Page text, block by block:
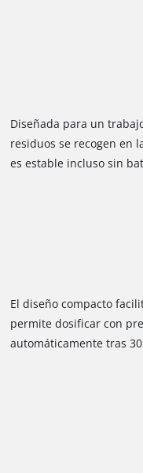
Diseñada para un
residuos se recogen en
es estable incluso sin
El diseño compacto
permite dosificar con
automáticamente tras